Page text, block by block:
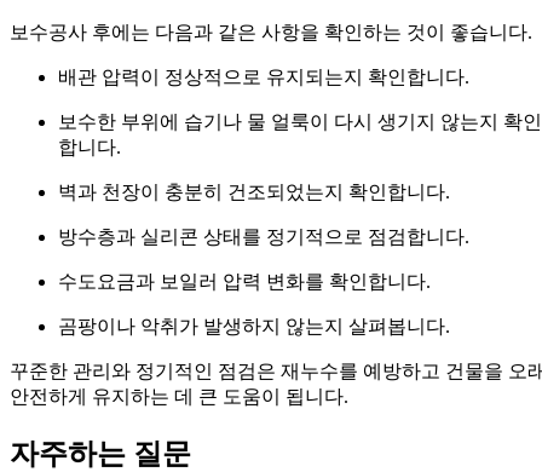
보수공사 후에는 다음과 같은 사항을 확인하는 것이 좋습니다.
배관 압력이 정상적으로 유지되는지 확인합니다.
보수한 부위에 습기나 물 얼룩이 다시 생기지 않는지 확인
합니다.
벽과 천장이 충분히 건조되었는지 확인합니다.
방수층과 실리콘 상태를 정기적으로 점검합니다.
수도요금과 보일러 압력 변화를 확인합니다.
곰팡이나 악취가 발생하지 않는지 살펴봅니다.
꾸준한 관리와 정기적인 점검은 재누수를 예방하고 건물을 오
안전하게 유지하는 데 큰 도움이 됩니다.
자주하는 질문